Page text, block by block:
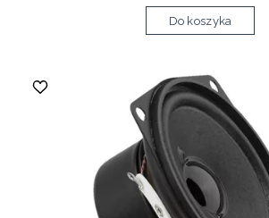
Do koszyka